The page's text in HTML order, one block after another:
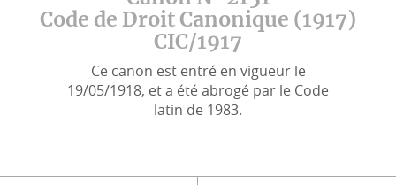
Code de Droit Canonique (1917)
CIC/1917
Ce canon est entré en vigueur le
19/05/1918, et a été abrogé par le Code
latin de 1983.